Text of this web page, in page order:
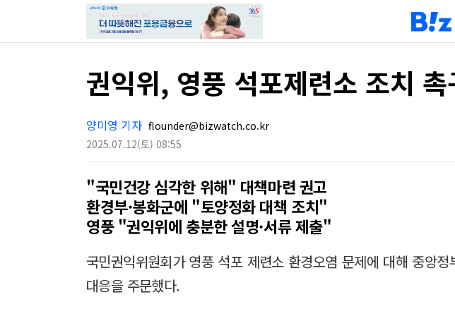
권익위, 영풍 석포제련소 조치
양미영 기자 flounder@bizwatch.co.kr
2025.07.12(토) 08:55
"국민건강 심각한 위해" 대책마련 권고
환경부·봉화군에 "토양정화 대책 조치"
영풍 "권익위에 충분한 설명·서류 제출"
국민권익위원회가 영풍 석포 제련소 환경오염 문제에 대해 중앙정
대응을 주문했다.